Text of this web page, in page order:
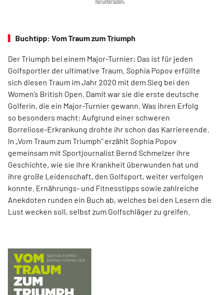
herunterladen.
Buchtipp: Vom Traum zum Triumph
Der Triumph bei einem Major-Turnier: Das ist für jeden
Golfsportler der ultimative Traum. Sophia Popov erfüllte
sich diesen Traum im Jahr 2020 mit dem Sieg bei den
Women’s British Open. Damit war sie die erste deutsche
Golferin, die ein Major-Turnier gewann. Was ihren Erfolg
so besonders macht: Aufgrund einer schweren
Borreliose-­Erkrankung drohte ihr schon das Karriereende.
In „Vom Traum zum Triumph“ erzählt Sophia Popov
gemeinsam mit Sport­journalist Bernd Schmelzer ihre
Geschichte, wie sie ihre Krankheit überwunden hat und
ihre große Leidenschaft, den Golfsport, weiter verfolgen
konnte. Ernährungs- und Fitnesstipps sowie zahlreiche
Anekdoten runden ein Buch ab, welches bei den Lesern die
Lust wecken soll, selbst zum Golfschläger zu greifen.